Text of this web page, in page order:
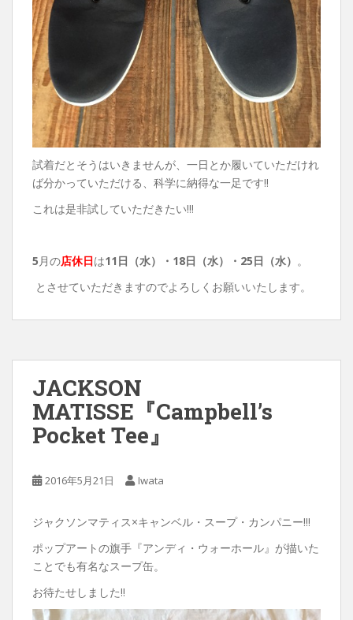
試着だとそうはいきませんが、一日とか履いていただけれ
ば分かっていただける、科学に納得な一足です!!
これは是非試していただきたい!!!
5 月の店休日は11日（水）・18日（水）・25日（水） 。
とさせていただきますのでよろしくお願いいたします。
JACKSON
MATISSE『Campbell’s
Pocket Tee』
2016年5月21日 Iwata
ジャクソンマティス×キャンベル・スープ・カンパニー!!!
ポップアートの旗手『アンディ・ウォーホール』が描いた
ことでも有名なスープ缶。
お待たせしました!!